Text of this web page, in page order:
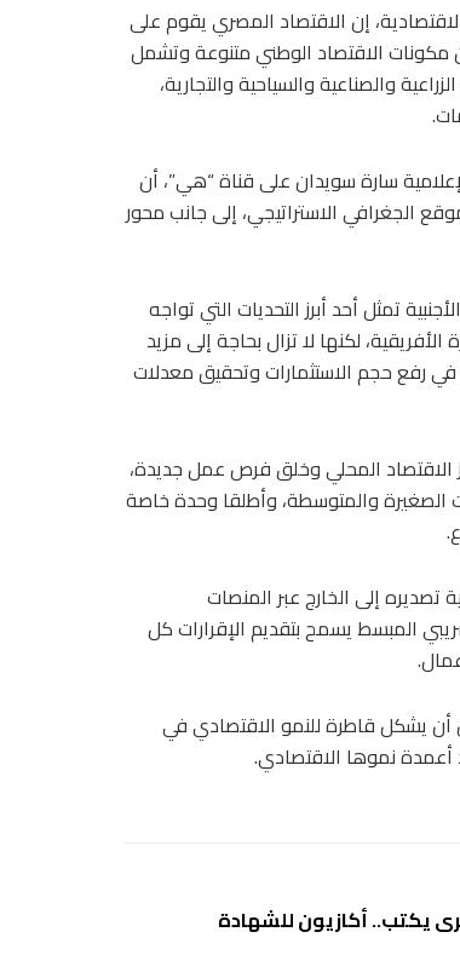
إن الاقتصاد المصري يقوم على
مكونات الاقتصاد الوطني متنوعة وتشمل
والصناعية والسياحية والتجارية،
سارة سويدان على قناة “هي”، أن
الجغرافي الاستراتيجي، إلى جانب محور
تمثل أحد أبرز التحديات التي تواجه
لكنها لا تزال بحاجة إلى مزيد
في رفع حجم الاستثمارات وتحقيق معدلات
الاقتصاد المحلي وخلق فرص عمل جديدة،
الصغيرة والمتوسطة، وأطلقا وحدة خاصة
تصديره إلى الخارج عبر المنصات
المبسط يسمح بتقديم الإقرارات كل
أن يشكل قاطرة للنمو الاقتصادي في
نموها الاقتصادي.
يكتب.. أكازيون للشهادة